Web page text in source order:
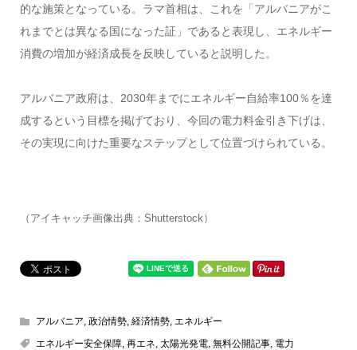
的な施策となっている。ラマ首相は、これを「アルバニアがこ
れまでとは異なる国になった証」であると表現し、エネルギー
消費の増加が経済成長を反映していると説明した。
アルバニア政府は、2030年までにエネルギー自給率100％を達
成するという目標を掲げており、今回の電力料金引き下げは、
その実現に向けた重要なステップとして位置づけられている。
（アイキャッチ画像出典：Shutterstock）
アルバニア 政治情勢, 経済情勢, エネルギー
エネルギー安全保障, 再エネ 太陽光発電, 無料公開記事, 電力